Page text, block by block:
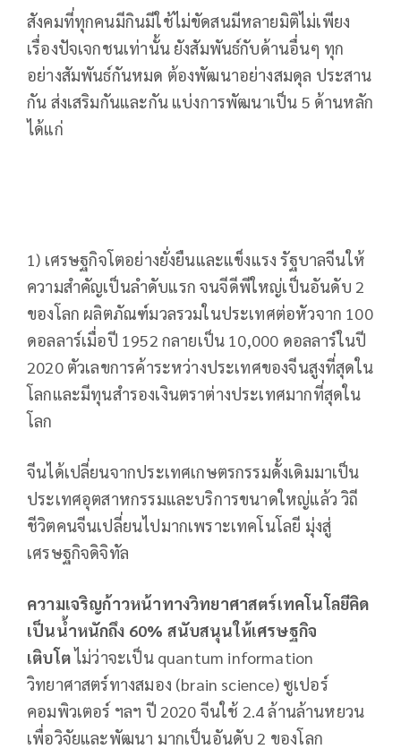
สังคมที่ทุกคนมีกินมีใช้ไม่ขัดสนมีหลายมิติไม่เพียง
เรื่องปัจเจกชนเท่านั้น ยังสัมพันธ์กับด้านอื่นๆ ทุก
อย่างสัมพันธ์กันหมด ต้องพัฒนาอย่างสมดุล ประสาน
กัน ส่งเสริมกันและกัน แบ่งการพัฒนาเป็น 5 ด้านหลัก
ได้แก่
1) เศรษฐกิจโตอย่างยั่งยืนและแข็งแรง รัฐบาลจีนให้
ความสำคัญเป็นลำดับแรก จนจีดีพีใหญ่เป็นอันดับ 2
ของโลก ผลิตภัณฑ์มวลรวมในประเทศต่อหัวจาก 100
ดอลลาร์เมื่อปี 1952 กลายเป็น 10,000 ดอลลาร์ในปี
2020 ตัวเลขการค้าระหว่างประเทศของจีนสูงที่สุดใน
โลกและมีทุนสำรองเงินตราต่างประเทศมากที่สุดใน
โลก
จีนได้เปลี่ยนจากประเทศเกษตรกรรมดั้งเดิมมาเป็น
ประเทศอุตสาหกรรมและบริการขนาดใหญ่แล้ว วิถี
ชีวิตคนจีนเปลี่ยนไปมากเพราะเทคโนโลยี มุ่งสู่
เศรษฐกิจดิจิทัล
ความเจริญก้าวหน้าทางวิทยาศาสตร์เทคโนโลยีคิด
เป็นน้ำหนักถึง 60% สนับสนุนให้เศรษฐกิจ
เติบโตไม่ว่าจะเป็น quantum information
วิทยาศาสตร์ทางสมอง (brain science) ซูเปอร์
คอมพิวเตอร์ ฯลฯ ปี 2020 จีนใช้ 2.4 ล้านล้านหยวน
เพื่อวิจัยและพัฒนา มากเป็นอันดับ 2 ของโลก